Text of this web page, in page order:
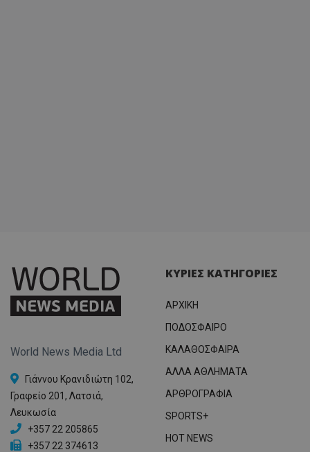
World News Media Ltd
Γιάννου Κρανιδιώτη 102,
Γραφείο 201, Λατσιά,
Λευκωσία
+357 22 205865
+357 22 374613
ΚΥΡΙΕΣ ΚΑΤΗΓΟΡΙΕΣ
ΑΡΧΙΚΗ
ΠΟΔΟΣΦΑΙΡΟ
ΚΑΛΑΘΟΣΦΑΙΡΑ
ΑΛΛΑ ΑΘΛΗΜΑΤΑ
ΑΡΘΡΟΓΡΑΦΙΑ
SPORTS+
HOT NEWS